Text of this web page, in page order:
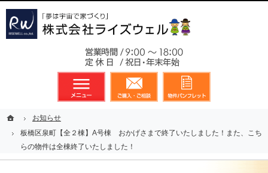
ホームお知らせ
板橋区泉町【全２棟】A号棟 おかげさまで終了いたしました！また、こち
らの物件は全棟終了いたしました！
メニュー 資料請求・お問合せ
ホームお知らせ
板橋区泉町【全２棟】A号棟 おかげさまで終了いたしました！また、こち
らの物件は全棟終了いたしました！